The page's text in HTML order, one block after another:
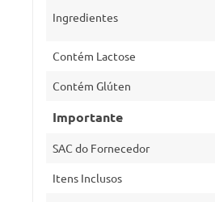
Ingredientes
Contém Lactose
Contém Glúten
Importante
SAC do Fornecedor
Itens Inclusos